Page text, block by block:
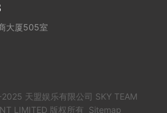
大厦505室
天盟娱乐有限公司 SKY TEAM
LIMITED 版权所有 Sitemap